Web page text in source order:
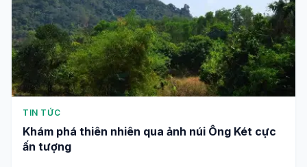
TIN TỨC
Khám phá thiên nhiên qua ảnh núi Ông Két cực
ấn tượng